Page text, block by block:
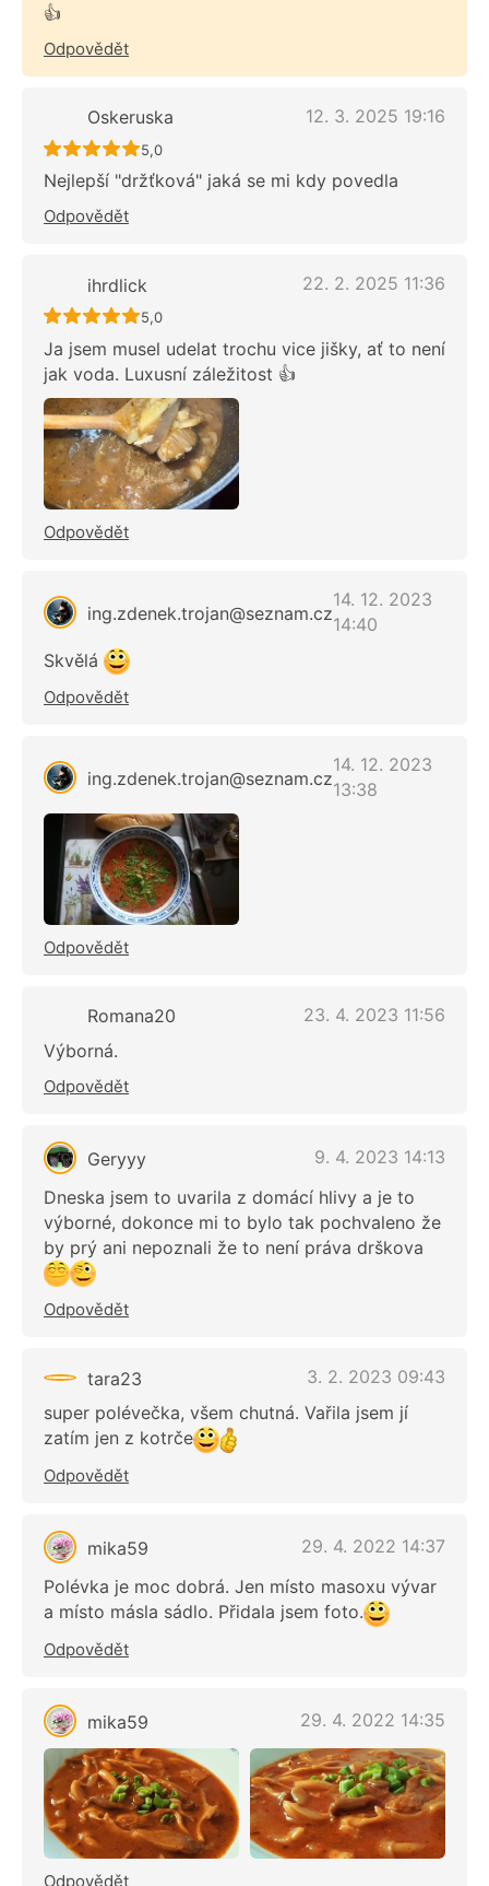
👍
Odpovědět
Oskeruska 12. 3. 2025 19:16
Recept ještě nebyl hodnocen
5,0
Nejlepší "držťková" jaká se mi kdy povedla
Odpovědět
ihrdlick 22. 2. 2025 11:36
Recept ještě nebyl hodnocen
5,0
Ja jsem musel udelat trochu vice jišky, ať to není
jak voda. Luxusní záležitost 👍
Odpovědět
ing.zdenek.trojan@seznam.cz
14. 12. 2023
14:40
Skvělá
Odpovědět
ing.zdenek.trojan@seznam.cz
14. 12. 2023
13:38
Odpovědět
Romana20
23. 4. 2023 11:56
Výborná.
Odpovědět
Geryyy
9. 4. 2023 14:13
Dneska jsem to uvarila z domácí hlivy a je to
výborné, dokonce mi to bylo tak pochvaleno že
by prý ani nepoznali že to není práva drškova
Odpovědět
tara23
3. 2. 2023 09:43
super polévečka, všem chutná. Vařila jsem jí
zatím jen z kotrče
Odpovědět
mika59
29. 4. 2022 14:37
Polévka je moc dobrá. Jen místo masoxu vývar
a místo másla sádlo. Přidala jsem foto.
Odpovědět
mika59 29. 4. 2022 14:35
Odpovědět